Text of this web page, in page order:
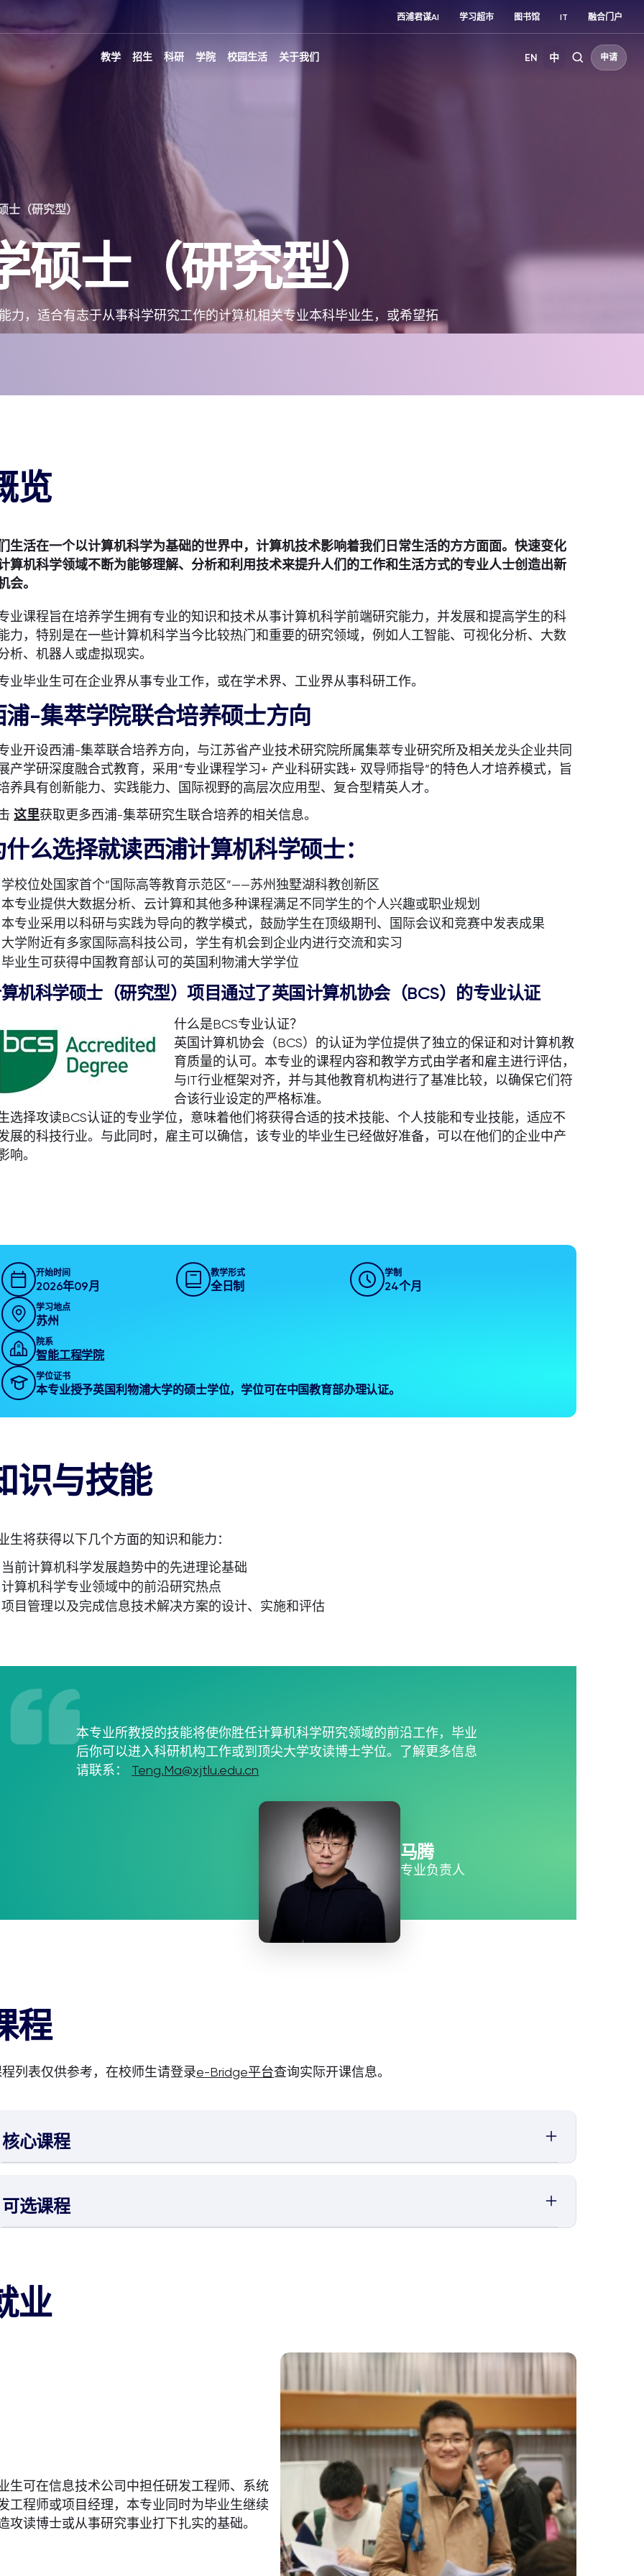
西浦君谋AI 学习超市 图书馆 IT 融合门户
教学 招生 科研 学院 校园生活 关于我们 EN 中 申请
士（研究型）
士（研究型）
力，适合有志于从事科学研究工作的计算机相关专业本科毕业生，或希望拓
览
生活在一个以计算机科学为基础的世界中，计算机技术影响着我们日常生活的方方面面。快速变化
算机科学领域不断为能够理解、分析和利用技术来提升人们的工作和生活方式的专业人士创造出新
会。
业课程旨在培养学生拥有专业的知识和技术从事计算机科学前端研究能力，并发展和提高学生的科
力，特别是在一些计算机科学当今比较热门和重要的研究领域，例如人工智能、可视化分析、大数
析、机器人或虚拟现实。
业毕业生可在企业界从事专业工作，或在学术界、工业界从事科研工作。
浦-集萃学院联合培养硕士方向
业开设西浦-集萃联合培养方向，与江苏省产业技术研究院所属集萃专业研究所及相关龙头企业共同
产学研深度融合式教育，采用“专业课程学习+ 产业科研实践+ 双导师指导”的特色人才培养模式，旨
养具有创新能力、实践能力、国际视野的高层次应用型、复合型精英人才。
这里获取更多西浦-集萃研究生联合培养的相关信息。
什么选择就读西浦计算机科学硕士：
学校位处国家首个“国际高等教育示范区”——苏州独墅湖科教创新区
本专业提供大数据分析、云计算和其他多种课程满足不同学生的个人兴趣或职业规划
本专业采用以科研与实践为导向的教学模式，鼓励学生在顶级期刊、国际会议和竞赛中发表成果
大学附近有多家国际高科技公司，学生有机会到企业内进行交流和实习
毕业生可获得中国教育部认可的英国利物浦大学学位
机科学硕士（研究型）项目通过了英国计算机协会（BCS）的专业认证
什么是BCS专业认证？
英国计算机协会（BCS）的认证为学位提供了独立的保证和对计算机教
育质量的认可。本专业的课程内容和教学方式由学者和雇主进行评估，
与IT行业框架对齐，并与其他教育机构进行了基准比较，以确保它们符
合该行业设定的严格标准。
选择攻读BCS认证的专业学位，意味着他们将获得合适的技术技能、个人技能和专业技能，适应不
展的科技行业。与此同时，雇主可以确信，该专业的毕业生已经做好准备，可以在他们的企业中产
响。
开始时间
2026年09月
教学形式
全日制
学制
24个月
学习地点
苏州
院系
智能工程学院
学位证书
本专业授予英国利物浦大学的硕士学位，学位可在中国教育部办理认证。
识与技能
生将获得以下几个方面的知识和能力：
当前计算机科学发展趋势中的先进理论基础
计算机科学专业领域中的前沿研究热点
项目管理以及完成信息技术解决方案的设计、实施和评估
本专业所教授的技能将使你胜任计算机科学研究领域的前沿工作，毕业
后你可以进入科研机构工作或到顶尖大学攻读博士学位。了解更多信息
请联系： Teng.Ma@xjtlu.edu.cn
马腾
专业负责人
程
列表仅供参考，在校师生请登录e-Bridge平台查询实际开课信息。
核心课程
可选课程
业
生可在信息技术公司中担任研发工程师、系统
工程师或项目经理，本专业同时为毕业生继续
攻读博士或从事研究事业打下扎实的基础。